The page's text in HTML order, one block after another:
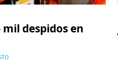
despidos en